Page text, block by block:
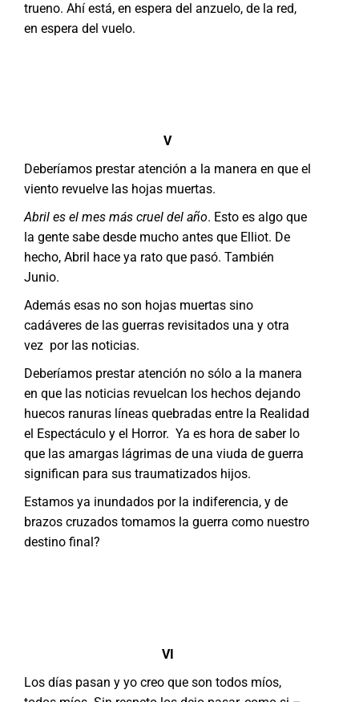
trueno. Ahí está, en espera del anzuelo, de la red,
en espera del vuelo.
V
Deberíamos prestar atención a la manera en que el
viento revuelve las hojas muertas.
Abril es el mes más cruel del año. Esto es algo que
la gente sabe desde mucho antes que Elliot. De
hecho, Abril hace ya rato que pasó. También
Junio.
Además esas no son hojas muertas sino
cadáveres de las guerras revisitados una y otra
vez por las noticias.
Deberíamos prestar atención no sólo a la manera
en que las noticias revuelcan los hechos dejando
huecos ranuras líneas quebradas entre la Realidad
el Espectáculo y el Horror. Ya es hora de saber lo
que las amargas lágrimas de una viuda de guerra
significan para sus traumatizados hijos.
Estamos ya inundados por la indiferencia, y de
brazos cruzados tomamos la guerra como nuestro
destino final?
VI
Los días pasan y yo creo que son todos míos,